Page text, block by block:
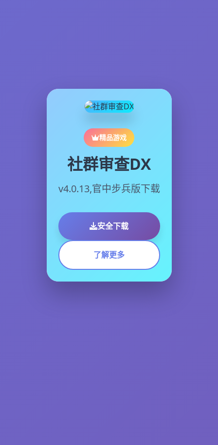
精品游戏
社群审查DX
v4.0.13,官中步兵版下载
安全下载
了解更多